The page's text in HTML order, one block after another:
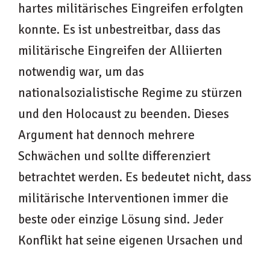
hartes militärisches Eingreifen erfolgten
konnte. Es ist unbestreitbar, dass das
militärische Eingreifen der Alliierten
notwendig war, um das
nationalsozialistische Regime zu stürzen
und den Holocaust zu beenden. Dieses
Argument hat dennoch mehrere
Schwächen und sollte differenziert
betrachtet werden. Es bedeutet nicht, dass
militärische Interventionen immer die
beste oder einzige Lösung sind. Jeder
Konflikt hat seine eigenen Ursachen und